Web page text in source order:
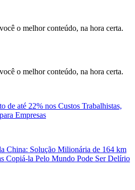
o melhor conteúdo, na hora certa.
o melhor conteúdo, na hora certa.
de até 22% nos Custos Trabalhistas,
Empresas
China: Solução Milionária de 164 km
Copiá-la Pelo Mundo Pode Ser Delírio